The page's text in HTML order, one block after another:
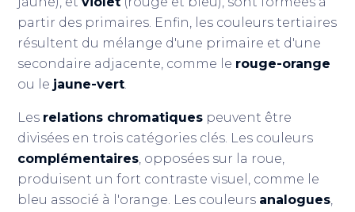
partir des primaires. Enfin, les couleurs tertiaires
résultent du mélange d'une primaire et d'une
secondaire adjacente, comme le rouge-orange
ou le jaune-vert.
Les relations chromatiques peuvent être
divisées en trois catégories clés. Les couleurs
complémentaires, opposées sur la roue,
produisent un fort contraste visuel, comme le
bleu associé à l'orange. Les couleurs analogues,